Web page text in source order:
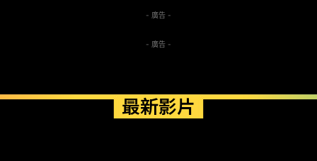
- 廣告 -
- 廣告 -
最新影片